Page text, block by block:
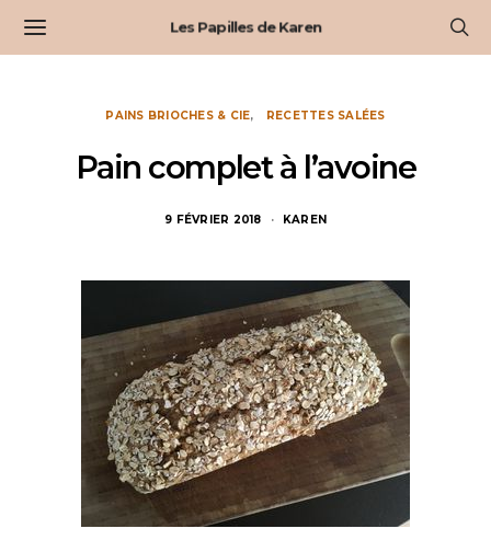
Les Papilles de Karen
PAINS BRIOCHES & CIE RECETTES SALÉES
Pain complet à l’avoine
9 FÉVRIER 2018 KAREN